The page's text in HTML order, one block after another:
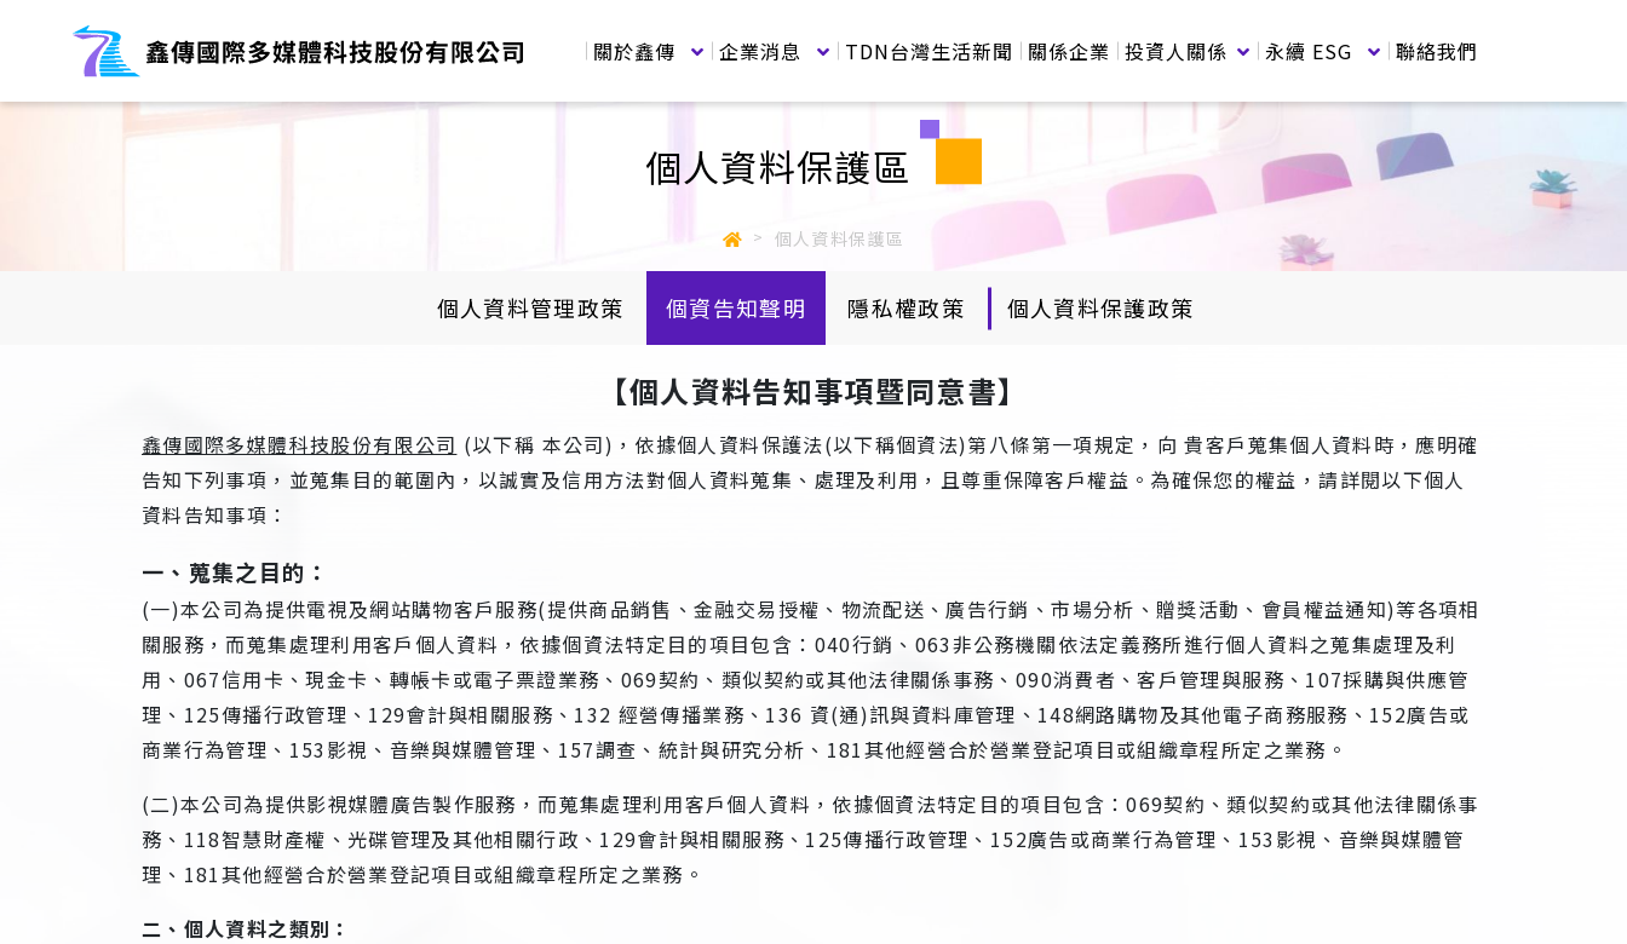
關於鑫傳 企業消息 TDN台灣生活新聞 關係企業 投資人關係 永續 ESG 聯絡我們
個人資料保護區
個人資料保護區
個人資料管理政策 個資告知聲明 隱私權政策 個人資料保護政策
【個人資料告知事項暨同意書】
鑫傳國際多媒體科技股份有限公司 (以下稱 本公司)，依據個人資料保護法(以下稱個資法)第八條第一項規定，向 貴客戶蒐集個人資料時，應明確
告知下列事項，並蒐集目的範圍內，以誠實及信用方法對個人資料蒐集、處理及利用，且尊重保障客戶權益。為確保您的權益，請詳閱以下個人
資料告知事項：
一、蒐集之目的：
(一)本公司為提供電視及網站購物客戶服務(提供商品銷售、金融交易授權、物流配送、廣告行銷、市場分析、贈獎活動、會員權益通知)等各項相
關服務，而蒐集處理利用客戶個人資料，依據個資法特定目的項目包含：040行銷、063非公務機關依法定義務所進行個人資料之蒐集處理及利
用、067信用卡、現金卡、轉帳卡或電子票證業務、069契約、類似契約或其他法律關係事務、090消費者、客戶管理與服務、107採購與供應管
理、125傳播行政管理、129會計與相關服務、132 經營傳播業務、136 資(通)訊與資料庫管理、148網路購物及其他電子商務服務、152廣告或
商業行為管理、153影視、音樂與媒體管理、157調查、統計與研究分析、181其他經營合於營業登記項目或組織章程所定之業務。
(二)本公司為提供影視媒體廣告製作服務，而蒐集處理利用客戶個人資料，依據個資法特定目的項目包含：069契約、類似契約或其他法律關係事
務、118智慧財產權、光碟管理及其他相關行政、129會計與相關服務、125傳播行政管理、152廣告或商業行為管理、153影視、音樂與媒體管
理、181其他經營合於營業登記項目或組織章程所定之業務。
二、個人資料之類別：